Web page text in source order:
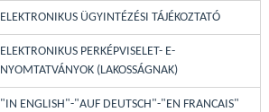
ELEKTRONIKUS ÜGYINTÉZÉSI TÁJÉKOZTATÓ
ELEKTRONIKUS PERKÉPVISELET- E-
NYOMTATVÁNYOK (LAKOSSÁGNAK)
"IN ENGLISH"-"AUF DEUTSCH"-"EN FRANCAIS"